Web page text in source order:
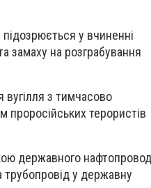
у вчиненні
замаху на розграбування
вугілля з тимчасово
проросійських терористів
державного
у державну